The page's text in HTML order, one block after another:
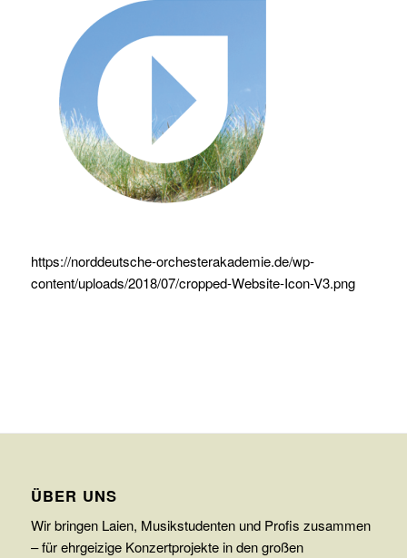
https://norddeutsche-orchesterakademie.de/wp-
content/uploads/2018/07/cropped-Website-Icon-V3.png
ÜBER UNS
Wir bringen Laien, Musikstudenten und Profis zusammen
– für ehrgeizige Konzertprojekte in den großen